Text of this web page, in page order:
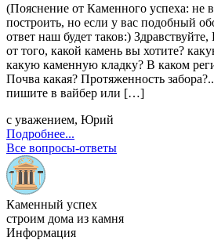
(Пояснение от Каменного успеха: не
построить, но если у вас подобный
ответ наш будет таков:)
от того, какой камень вы хотите?
какую каменную кладку? В каком
Почва какая? Протяженность
пишите в вайбер или […]
с уважением, Юрий
Подробнее...
Все вопросы-ответы
Каменный успех
строим дома из камня
Информация